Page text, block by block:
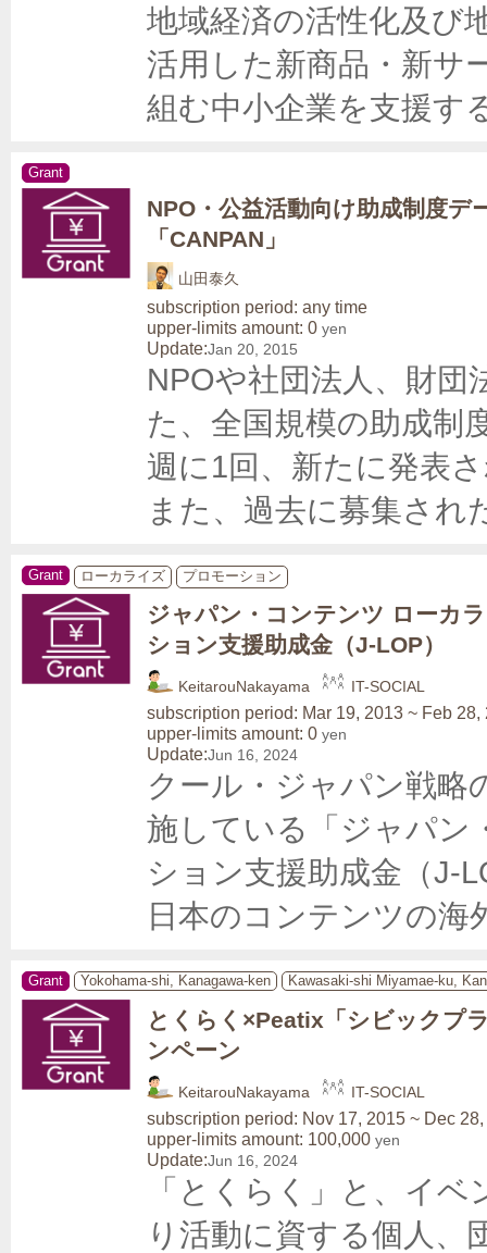
地域経済の活性化及び
活用した新商品・新サ
組む中小企業を支援す
Grant
NPO・公益活動向け助成制度デ
「CANPAN」
山田泰久
subscription period: any time
upper-limits amount: 0 yen
Update:Jan 20, 2015
NPOや社団法人、財
た、全国規模の助成制
週に1回、新たに発表
また、過去に募集され
Grant ローカライズ プロモーション
ジャパン・コンテンツ ローカ
ション支援助成金（J-LOP）
KeitarouNakayama IT-SOCIAL
subscription period: Mar 19, 2013 ~ Feb 28,
upper-limits amount: 0 yen
Update:Jun 16, 2024
クール・ジャパン戦略
施している「ジャパン
ション支援助成金（J-
日本のコンテンツの海
Grant Yokohama-shi, Kanagawa-ken Kawasaki-shi Miyamae-ku,
とくらく×Peatix「シビックプ
ンペーン
KeitarouNakayama IT-SOCIAL
subscription period: Nov 17, 2015 ~ Dec
upper-limits amount: 100,000 yen
Update:Jun 16, 2024
「とくらく」と、イ
り活動に資する個人、